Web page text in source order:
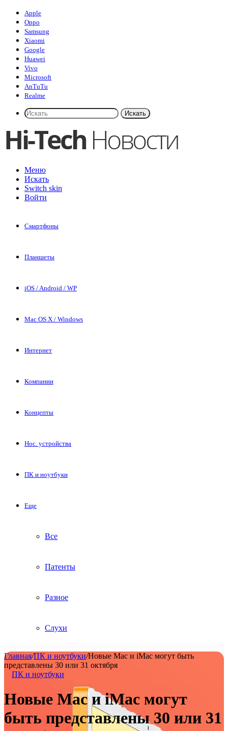
Apple
Oppo
Samsung
Xiaomi
Google
Huawei
Vivo
Microsoft
AnTuTu
Realme
Искать
Меню
Искать
Switch skin
Войти
Смартфоны
Планшеты
iOS / Android / WP
Mac OS X / Windows
Интернет
Компании
Концепты
Нос. устройства
ПК и ноутбуки
Еще
Все
Патенты
Разное
Слухи
Главная/ПК и ноутбуки/Новые Mac и iMac могут быть
представлены 30 или 31 октября
ПК и ноутбуки
Новые Mac и iMac могут
быть представлены 30 или 31